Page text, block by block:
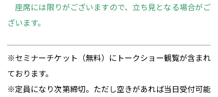
座席には限りがございますので、立ち見となる場合がご
ざいます。
※セミナーチケット（無料）にトークショー観覧が含まれ
ております。
※定員になり次第締切。ただし空きがあれば当日受付可能